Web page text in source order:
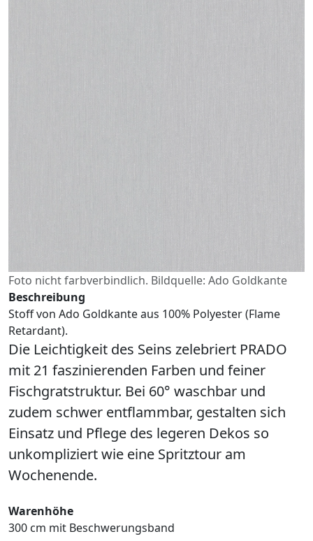
Foto nicht farbverbindlich. Bildquelle: Ado Goldkante
Beschreibung
Stoff von Ado Goldkante aus 100% Polyester (Flame
Retardant).
Die Leichtigkeit des Seins zelebriert PRADO
mit 21 faszinierenden Farben und feiner
Fischgratstruktur. Bei 60° waschbar und
zudem schwer entflammbar, gestalten sich
Einsatz und Pflege des legeren Dekos so
unkompliziert wie eine Spritztour am
Wochenende.
Warenhöhe
300 cm mit Beschwerungsband